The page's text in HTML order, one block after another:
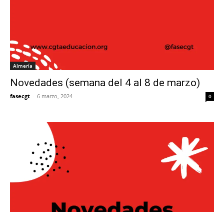
Almería
Novedades (semana del 4 al 8 de marzo)
fasecgt - 6 marzo, 2024 0